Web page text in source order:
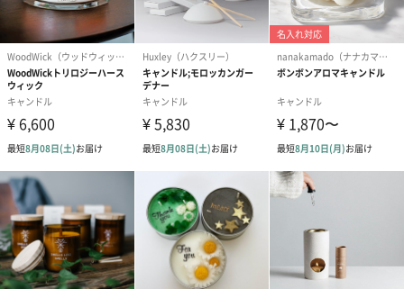
コットン巾着 【誕生
日】（グレー）M（550
円）
コットン巾着 【誕生
日】（スモーキーピン
ク）M（550円）
コットン巾着
とう】 M（
生花
生花のブーケを同梱します。